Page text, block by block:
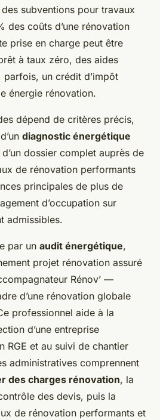
subventions pour travaux
des coûts d’une rénovation
prise en charge peut être
à taux zéro, des aides
un crédit d’impôt
énergie rénovation.
dépend de critères précis,
diagnostic énergétique
dossier complet auprès de
de rénovation performants
principales de plus de
d’occupation sur
admissibles.
par un audit énergétique,
projet rénovation assuré
Rénov’ —
d’une rénovation globale
professionnel aide à la
d’une entreprise
RGE et au suivi de chantier
administratives comprennent
des charges rénovation, la
des devis, puis la
de rénovation performants et